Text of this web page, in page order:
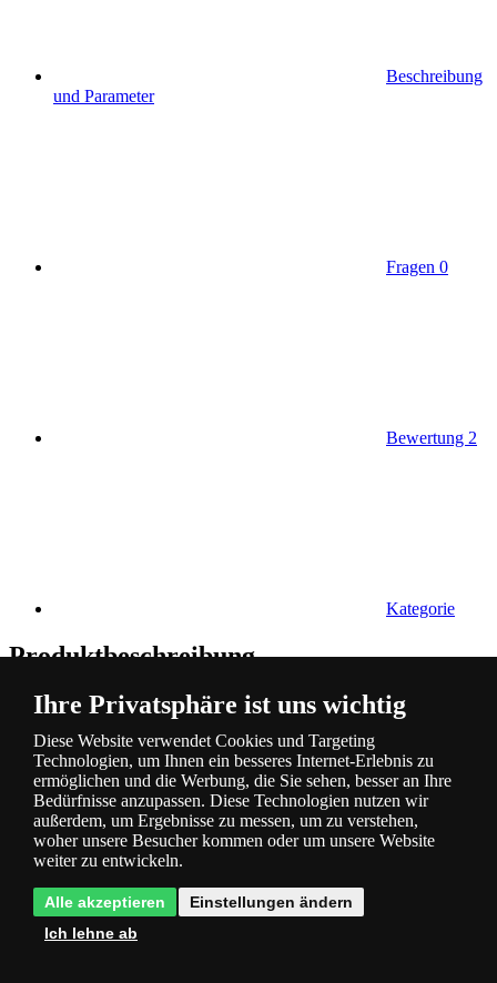
Beschreibung
und Parameter
Fragen 0
Bewertung 2
Kategorie
Produktbeschreibung
Energiesparende Technologie LED - spart Strom und Ihr Geld
3 Jahre Garantie - Sie haben 3 Jahre lang Garantie auf die
Beleuchtung
Von Experten bewertet - diese Leuchte wurde von unserem
Experten bewertet
Ihre Privatsphäre ist uns wichtig
Diese Website verwendet Cookies und Targeting
Technologien, um Ihnen ein besseres Internet-Erlebnis zu
ermöglichen und die Werbung, die Sie sehen, besser an Ihre
Bedürfnisse anzupassen. Diese Technologien nutzen wir
außerdem, um Ergebnisse zu messen, um zu verstehen,
woher unsere Besucher kommen oder um unsere Website
weiter zu entwickeln.
Alle akzeptieren
Einstellungen ändern
Ich lehne ab